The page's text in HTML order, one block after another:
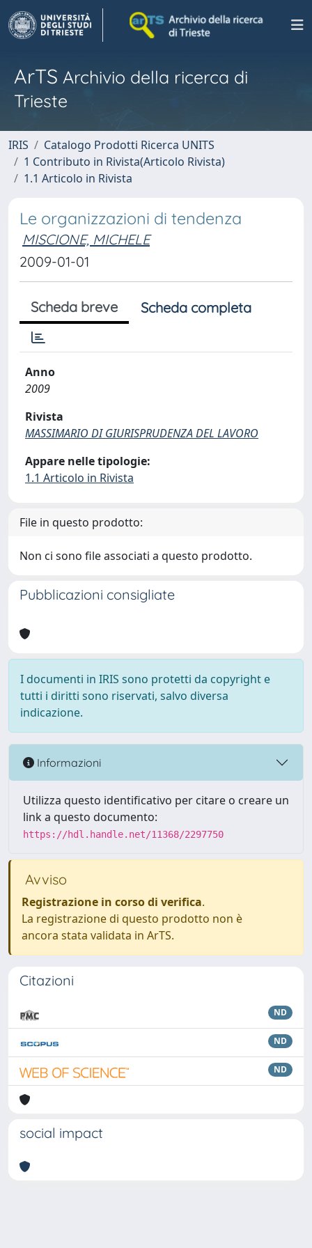
ArTS Archivio della ricerca di
Trieste
IRIS
Catalogo Prodotti Ricerca UNITS
1 Contributo in Rivista(Articolo Rivista)
1.1 Articolo in Rivista
Le organizzazioni di tendenza
MISCIONE, MICHELE
2009-01-01
Scheda breve Scheda completa
Anno
2009
Rivista
MASSIMARIO DI GIURISPRUDENZA DEL LAVORO
Appare nelle tipologie:
1.1 Articolo in Rivista
File in questo prodotto:
Non ci sono file associati a questo prodotto.
Pubblicazioni consigliate
I documenti in IRIS sono protetti da copyright e
tutti i diritti sono riservati, salvo diversa
indicazione.
Informazioni
Utilizza questo identificativo per citare o creare un
link a questo documento:
https://hdl.handle.net/11368/2297750
Avviso
Registrazione in corso di verifica.
La registrazione di questo prodotto non è
ancora stata validata in ArTS.
Citazioni
ND
ND
ND
social impact